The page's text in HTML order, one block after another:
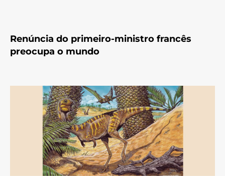
Renúncia do primeiro-ministro francês
preocupa o mundo